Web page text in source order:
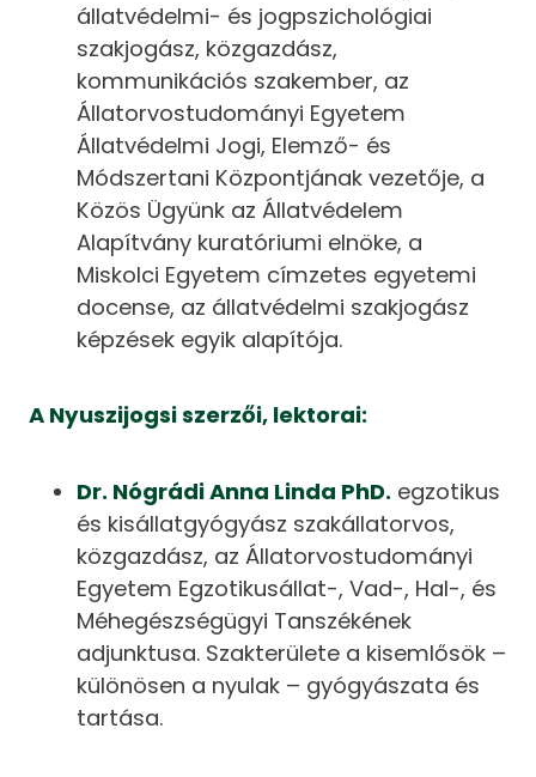
állatvédelmi- és jogpszichológiai
szakjogász, közgazdász,
kommunikációs szakember, az
Állatorvostudományi Egyetem
Állatvédelmi Jogi, Elemző- és
Módszertani Központjának vezetője, a
Közös Ügyünk az Állatvédelem
Alapítvány kuratóriumi elnöke, a
Miskolci Egyetem címzetes egyetemi
docense, az állatvédelmi szakjogász
képzések egyik alapítója.
A Nyuszijogsi szerzői, lektorai:
Dr. Nógrádi Anna Linda PhD. egzotikus
és kisállatgyógyász szakállatorvos,
közgazdász, az Állatorvostudományi
Egyetem Egzotikusállat-, Vad-, Hal-, és
Méhegészségügyi Tanszékének
adjunktusa. Szakterülete a kisemlősök –
különösen a nyulak – gyógyászata és
tartása.